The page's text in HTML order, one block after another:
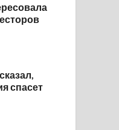
спасет